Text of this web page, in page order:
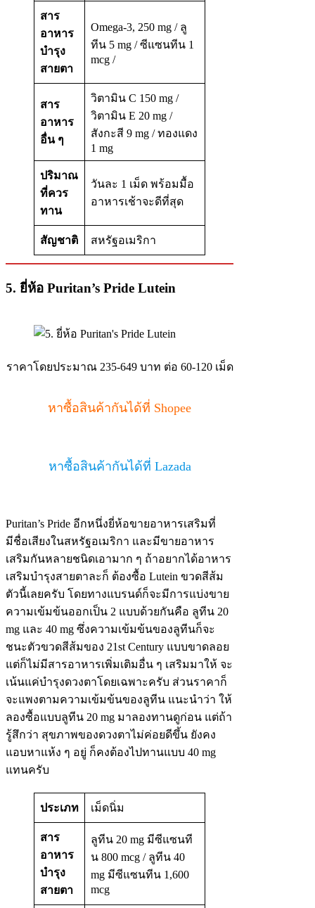
สาร
อาหาร
บำรุง
สายตา
Omega-3, 250 mg / ลู
ทีน 5 mg / ซีแซนทีน 1
mcg /
สาร
อาหาร
อื่น ๆ
วิตามิน C 150 mg /
วิตามิน E 20 mg /
สังกะสี 9 mg / ทองแดง
1 mg
ปริมาณ
ที่ควร
ทาน
วันละ 1 เม็ด พร้อมมื้อ
อาหารเช้าจะดีที่สุด
สัญชาติ สหรัฐอเมริกา
5. ยี่ห้อ Puritan’s Pride Lutein
ราคาโดยประมาณ 235-649 บาท ต่อ 60-120 เม็ด
หาซื้อสินค้ากันได้ที่ Shopee
หาซื้อสินค้ากันได้ที่ Lazada
Puritan’s Pride อีกหนึ่งยี่ห้อขายอาหารเสริมที่
มีชื่อเสียงในสหรัฐอเมริกา และมีขายอาหาร
เสริมกันหลายชนิดเอามาก ๆ ถ้าอยากได้อาหาร
เสริมบำรุงสายตาละก็ ต้องซื้อ Lutein ขวดสีส้ม
ตัวนี้เลยครับ โดยทางแบรนด์ก็จะมีการแบ่งขาย
ความเข้มข้นออกเป็น 2 แบบด้วยกันคือ ลูทีน 20
mg และ 40 mg ซึ่งความเข้มข้นของลูทีนก็จะ
ชนะตัวขวดสีส้มของ 21st Century แบบขาดลอย
แต่ก็ไม่มีสารอาหารเพิ่มเติมอื่น ๆ เสริมมาให้ จะ
เน้นแค่บำรุงดวงตาโดยเฉพาะครับ ส่วนราคาก็
จะแพงตามความเข้มข้นของลูทีน แนะนำว่า ให้
ลองซื้อแบบลูทีน 20 mg มาลองทานดูก่อน แต่ถ้า
รู้สึกว่า สุขภาพของดวงตาไม่ค่อยดีขึ้น ยังคง
แอบหาแห้ง ๆ อยู่ ก็คงต้องไปทานแบบ 40 mg
แทนครับ
ประเภท เม็ดนิ่ม
สาร
อาหาร
บำรุง
สายตา
ลูทีน 20 mg มีซีแซนที
น 800 mcg / ลูทีน 40
mg มีซีแซนทีน 1,600
mcg